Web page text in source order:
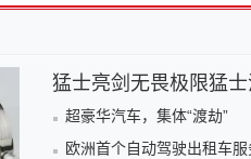
猛士亮剑无畏极限猛
超豪华汽车，集体“渡劫”
欧洲首个自动驾驶出租车